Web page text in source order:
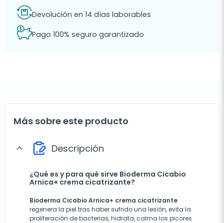
Devolución en 14 días laborables
Pago 100% seguro garantizado
Más sobre este producto
expand_more Descripción
¿Qué es y para qué sirve Bioderma Cicabio
Arnica+ crema cicatrizante?
Bioderma Cicabio Arnica+ crema cicatrizante
regenera la piel tras haber sufrido una lesión, evita la
proliferación de bacterias, hidrata, calma los picores